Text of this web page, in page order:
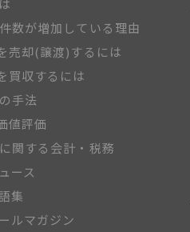
数が増加している理由
売却(譲渡)するには
買収するには
手法
値評価
関する会計・税務
ース
集
ルマガジン